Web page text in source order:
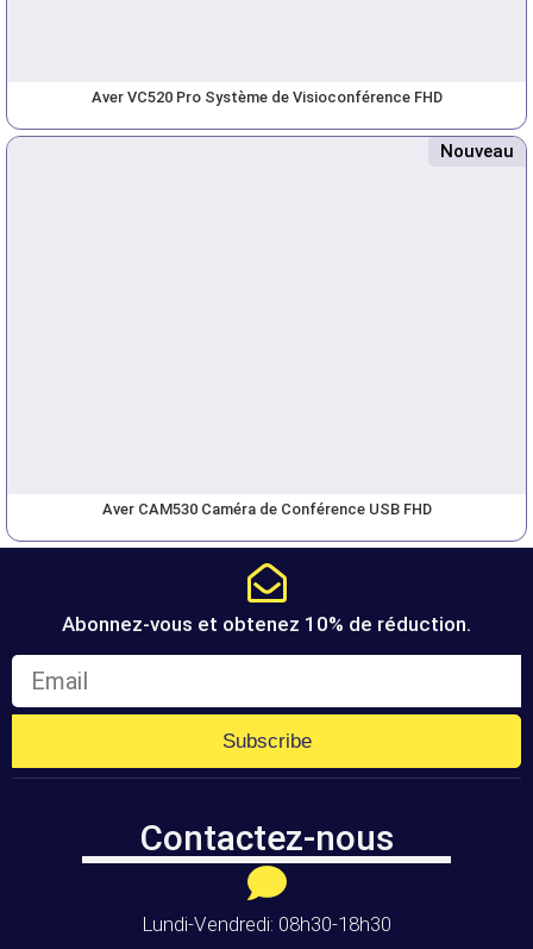
Aver VC520 Pro Système de Visioconférence FHD
Nouveau
Aver CAM530 Caméra de Conférence USB FHD
Abonnez-vous et obtenez 10% de réduction.
Subscribe
Contactez-nous
Lundi-Vendredi: 08h30-18h30